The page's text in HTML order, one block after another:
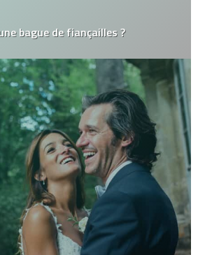
bague de fiançailles ?